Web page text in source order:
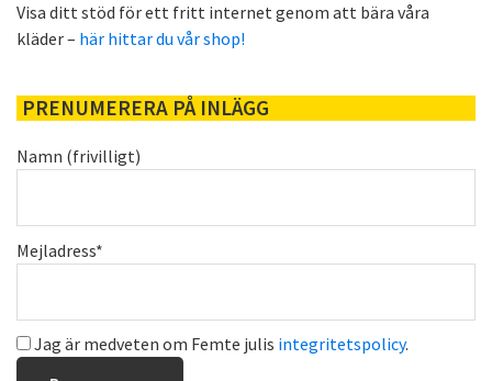
Visa ditt stöd för ett fritt internet genom att bära våra
kläder – här hittar du vår shop!
PRENUMERERA PÅ INLÄGG
Namn (frivilligt)
Mejladress*
Jag är medveten om Femte julis integritetspolicy.